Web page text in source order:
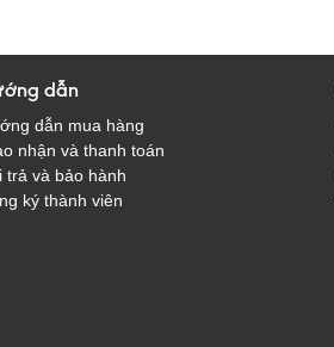
dẫn
dẫn mua hàng
nhận và thanh toán
trả và bảo hành
ký thành viên